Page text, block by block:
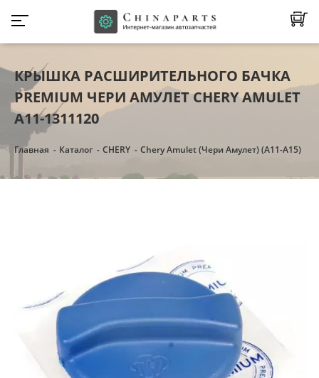
КРЫШКА РАСШИРИТЕЛЬНОГО БАЧКА
PREMIUM ЧЕРИ АМУЛЕТ CHERY AMULET
A11-1311120
Главная Каталог CHERY Chery Amulet (Чери Амулет) (А11-А15)